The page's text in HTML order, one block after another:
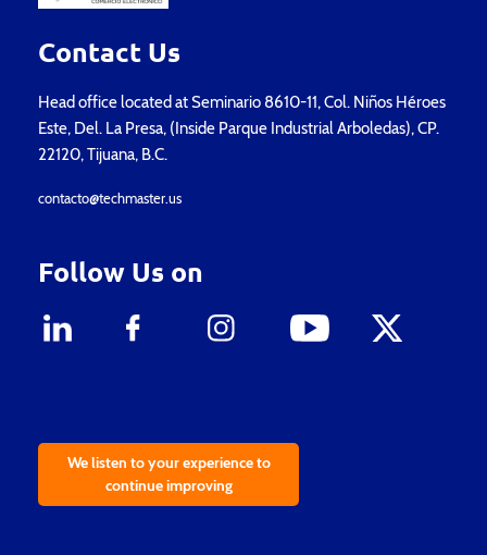
Contact Us
Head office located at Seminario 8610-11, Col. Niños Héroes
Este, Del. La Presa, (Inside Parque Industrial Arboledas), CP.
22120, Tijuana, B.C.
contacto@techmaster.us
Follow Us on
We listen to your experience to
continue improving